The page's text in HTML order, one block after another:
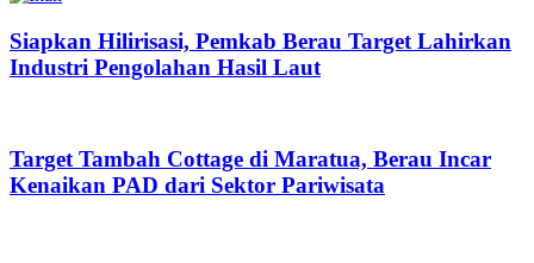
Siapkan Hilirisasi, Pemkab Berau Target Lahirkan
Industri Pengolahan Hasil Laut
Target Tambah Cottage di Maratua, Berau Incar
Kenaikan PAD dari Sektor Pariwisata